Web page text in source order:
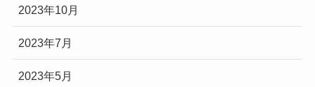
2023年10月
2023年7月
2023年5月